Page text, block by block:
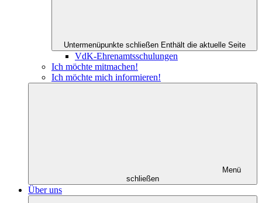
Untermenüpunkte schließen Enthält die aktuelle Seite
VdK-Ehrenamtsschulungen
Ich möchte mitmachen!
Ich möchte mich informieren!
Menü
schließen
Über uns